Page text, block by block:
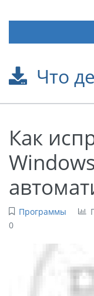
Что
Как
Программы
0